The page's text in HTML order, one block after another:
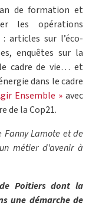
de formation et
les opérations
articles sur l’éco-
enquêtes sur la
cadre de vie… et
dans le cadre
Ensemble » avec
de la Cop21.
Fanny Lamote et de
métier d’avenir à
Poitiers dont la
une démarche de